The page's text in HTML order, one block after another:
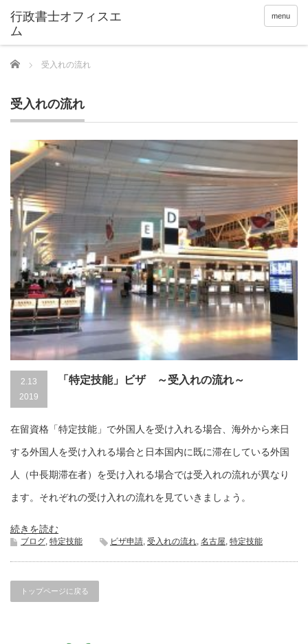
menu
Home 受入れの流れ
受入れの流れ
2.13
2019
「特定技能」ビザ ～受入れの流れ～
在留資格「特定技能」で外国人を受け入れる場合、海外から来日
する外国人を受け入れる場合と日本国内に既に滞在している外国
人（中長期滞在者）を受け入れる場合では受入れの流れが異なり
ます。それぞれの受け入れの流れを見ていきましょう。
続きを読む
ブログ, 特定技能 ビザ申請, 受入れの流れ, 名古屋, 特定技能
トップページに戻る